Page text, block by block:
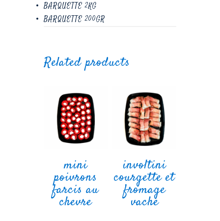
BARQUETTE 2KG
BARQUETTE 200GR
Related products
mini
poivrons
farcis au
chevre
involtini
courgette et
fromage
vache